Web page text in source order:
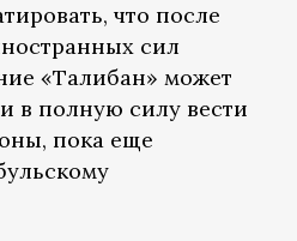
что после
сил
«Талибан» может
в полную силу вести
пока еще